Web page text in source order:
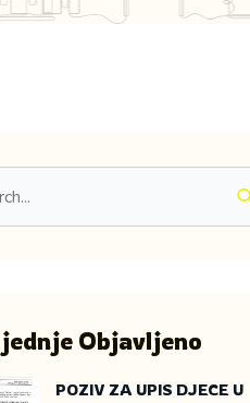
Objavljeno
POZIV ZA UPIS DJECE U